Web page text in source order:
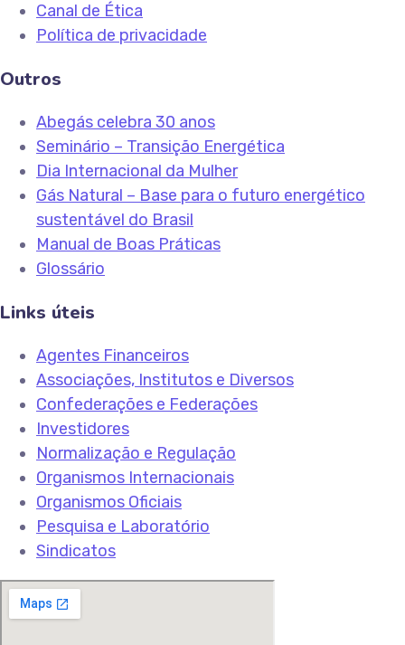
Canal de Ética
Política de privacidade
Outros
Abegás celebra 30 anos
Seminário – Transição Energética
Dia Internacional da Mulher
Gás Natural – Base para o futuro energético
sustentável do Brasil
Manual de Boas Práticas
Glossário
Links úteis
Agentes Financeiros
Associações, Institutos e Diversos
Confederações e Federações
Investidores
Normalização e Regulação
Organismos Internacionais
Organismos Oficiais
Pesquisa e Laboratório
Sindicatos